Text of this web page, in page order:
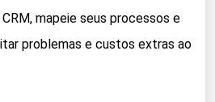
mapeie seus processos e
problemas e custos extras ao